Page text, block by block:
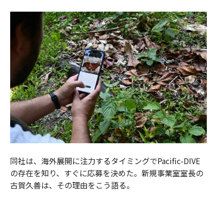
同社は、海外展開に注力するタイミングでPacific-DIVE
の存在を知り、すぐに応募を決めた。新規事業室室長の
古賀久善は、その理由をこう語る。